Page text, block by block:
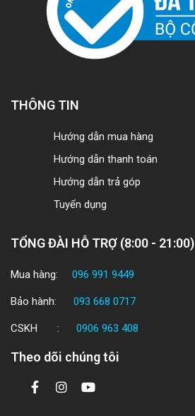
THÔNG TIN
Hướng dẫn mua hàng
Hướng dẫn thanh toán
Hướng dẫn trả góp
Tuyển dụng
TỔNG ĐÀI HỖ TRỢ (8:00 - 21:00)
Mua hàng: 096 991 9449
Bảo hành: 093 668 0717
CSKH : 0906 963 408
Theo dõi chúng tôi